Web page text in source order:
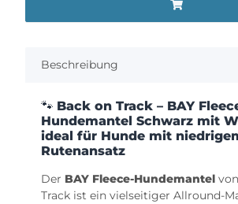
Beschreibung
🐾 Back on Track – BAY
Hundemantel Schwarz mit
ideal für Hunde mit
Rutenansatz
Der BAY Fleece-Hundemantel
Track ist ein vielseitiger Allround-